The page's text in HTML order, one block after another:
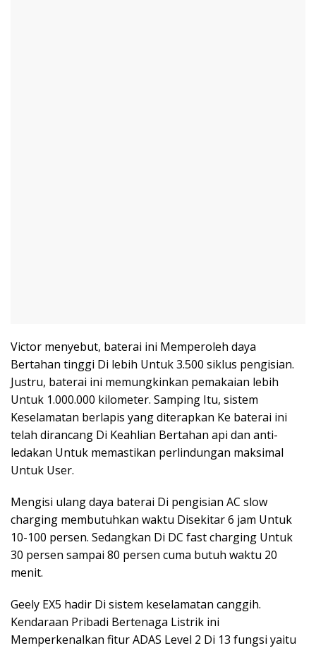
Victor menyebut, baterai ini Memperoleh daya
Bertahan tinggi Di lebih Untuk 3.500 siklus pengisian.
Justru, baterai ini memungkinkan pemakaian lebih
Untuk 1.000.000 kilometer. Samping Itu, sistem
Keselamatan berlapis yang diterapkan Ke baterai ini
telah dirancang Di Keahlian Bertahan api dan anti-
ledakan Untuk memastikan perlindungan maksimal
Untuk User.
Mengisi ulang daya baterai Di pengisian AC slow
charging membutuhkan waktu Disekitar 6 jam Untuk
10-100 persen. Sedangkan Di DC fast charging Untuk
30 persen sampai 80 persen cuma butuh waktu 20
menit.
Geely EX5 hadir Di sistem keselamatan canggih.
Kendaraan Pribadi Bertenaga Listrik ini
Memperkenalkan fitur ADAS Level 2 Di 13 fungsi yaitu